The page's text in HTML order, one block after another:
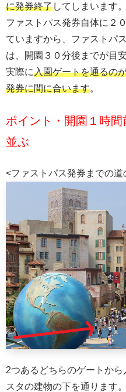
に発券終了してしまいます。
ファストパス発券自体に２
ていますから、ファストパ
は、開園３０分後までが目安
実際に入園ゲートを通るの
発券に間に合います。
ポイント・開園１時
並ぶ
<ファストパス発券までの道
2つあるどちらのゲートか
スタの建物の下を通ります。